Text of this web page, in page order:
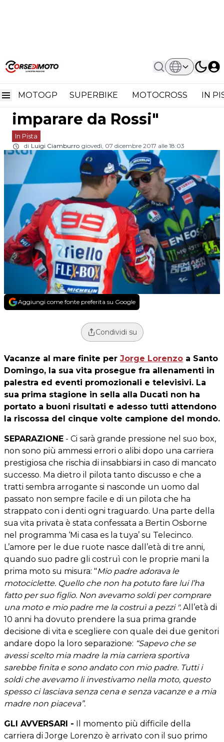
MOTOGP SUPERBIKE MOTOCROSS IN
Home In Pista
MotoGP: Jorge Lorenzo Si Confessa In
MotoGP: Jorge Lorenzo si
confessa in TV "Cerco di
imparare da Rossi"
In Pista
di Luigi Ciamburro giovedì, 07 dicembre 2017 alle 18:03
Aggiungi come fonte preferita su Google
Condividi su
Vacanze al mare finite per Jorge Lorenzo a Santo
Domingo, la sua vita prosegue fra allenamenti in
palestra ed eventi promozionali e televisivi. La
sua prima stagione in sella alla Ducati non ha
portato a buoni risultati e adesso tutti attendono
la riscossa del cinque volte campione del mondo.
SEPARAZIONE - Ci sarà grande pressione nel suo box,
non sono più ammessi errori o alibi dopo una carriera
prestigiosa che rischia di insabbiarsi in caso di mancato
successo. Ma dietro il pilota tanto discusso e che a
tratti sembra arrogante si nasconde un uomo dal
passato non sempre facile e di un pilota che ha
strappato con i denti ogni traguardo. Una parte della
sua vita privata è stata confessata a Bertin Osborne
nel programma ‘Mi casa es la tuya’ su Telecinco.
L’amore per le due ruote nasce dall’età di tre anni,
quando suo padre gli costruì con le proprie mani la
prima moto su misura: "Mio padre adorava le
motociclette. Quello che non ha potuto fare lui l’ha
fatto per suo figlio. Non avevamo soldi per comprare
una moto e mio padre me la costruì a pezzi ". All’età di
10 anni ha dovuto prendere la sua prima grande
decisione di vita e scegliere con quale dei due genitori
andare dopo la loro separazione: “Sapevo che se
avessi scelto mia madre la mia carriera sportiva
sarebbe finita e sono andato con mio padre. Tutti i
soldi che avevamo li investivamo nella moto, questo
spesso ci lasciava senza cena e senza vacanze e a mia
madre non piaceva”.
GLI AVVERSARI - Il momento più difficile della
carriera di Jorge Lorenzo è arrivato con il suo primo